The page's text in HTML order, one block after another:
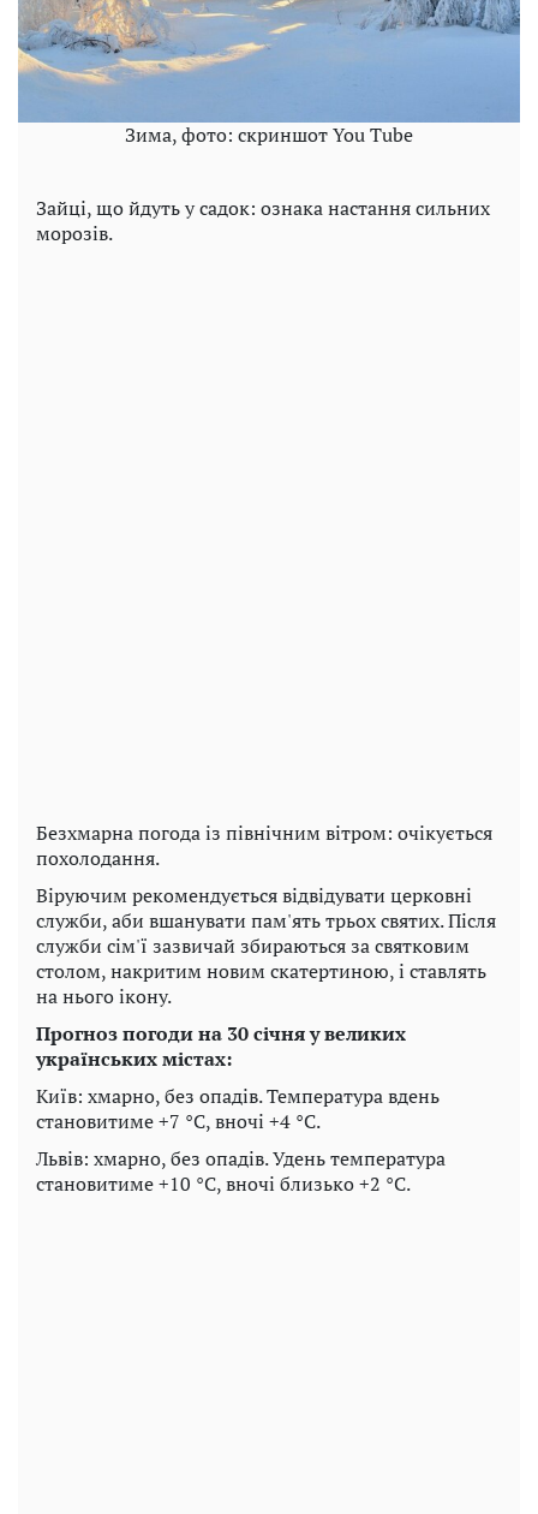
Зима, фото: скриншот You Tube
Зайці, що йдуть у садок: ознака настання сильних
морозів.
Безхмарна погода із північним вітром: очікується
похолодання.
Віруючим рекомендується відвідувати церковні
служби, аби вшанувати пам'ять трьох святих. Після
служби сім'ї зазвичай збираються за святковим
столом, накритим новим скатертиною, і ставлять
на нього ікону.
Прогноз погоди на 30 січня у великих
українських містах:
Київ: хмарно, без опадів. Температура вдень
становитиме +7 °C, вночі +4 °C.
Львів: хмарно, без опадів. Удень температура
становитиме +10 °C, вночі близько +2 °C.